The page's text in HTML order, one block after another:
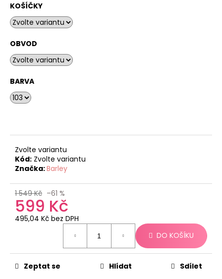
KOŠÍČKY
OBVOD
BARVA
Zvolte variantu
Kód: Zvolte variantu
Značka:Barley
1 549 Kč –61 %
599 Kč
495,04 Kč bez DPH
DO KOŠÍKU
Zeptat se Hlídat Sdílet
D
o
p
o
r
u
č
u
j
e